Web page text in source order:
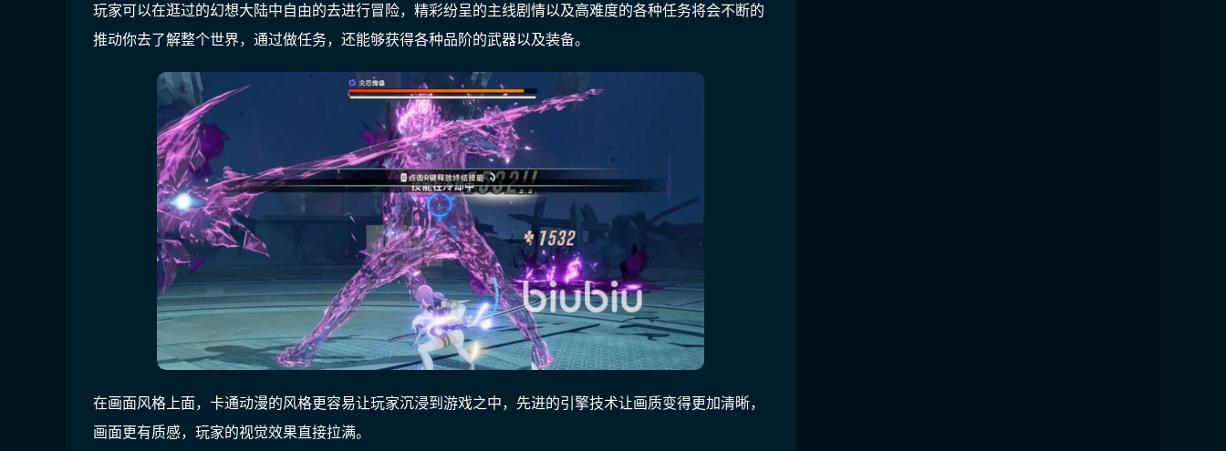
玩家可以在逛过的幻想大陆中自由的去进行冒险，精彩纷呈的主线剧情以及高难度的各种任务将会不断的
推动你去了解整个世界，通过做任务，还能够获得各种品阶的武器以及装备。
在画面风格上面，卡通动漫的风格更容易让玩家沉浸到游戏之中，先进的引擎技术让画质变得更加清晰，
画面更有质感，玩家的视觉效果直接拉满。